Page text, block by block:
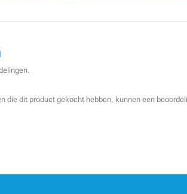
die dit product gekocht hebben, kunnen een